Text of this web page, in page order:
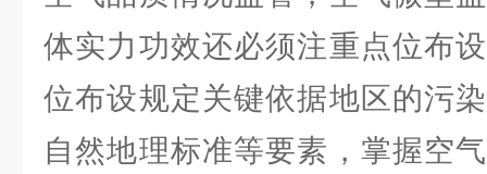
体实力功效还必须注重点位布
位布设规定关键依据地区的污
自然地理标准等要素，掌握空